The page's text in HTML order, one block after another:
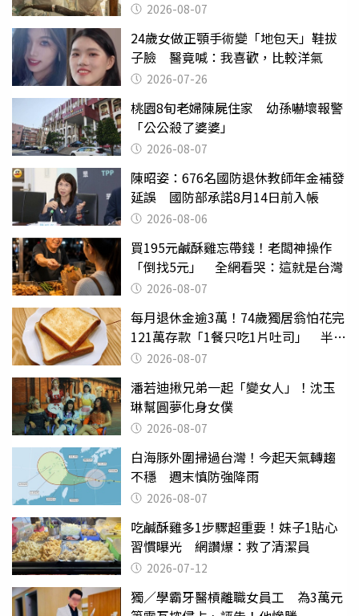
2026-08-07
24歲女做正顎手術變「地包天」鞋拔
子臉 醫竟喊：我喜歡，比較洋氣
2026-07-26
桃園8旬老婦陳屍住家 幼孫嚇壞報警
「公公殺了婆婆」
2026-08-07
陳昭姿：676名國防退休教師年金補發
延誤 國防部承諾8月14日前入帳
2026-08-06
買195元鹹酥雞忘帶錢！老闆神操作
「倒找5元」 全網看哭：這就是台灣
2026-08-07
每月退休金逾3萬！74歲獨居翁怕花完
121萬存款「1餐只吃1片吐司」 半年
後暴瘦嚇壞女兒
2026-08-07
潘若迪揪兄弟一起「變女人」！沈玉
琳幫圓夢化身女僕
2026-08-07
白海豚外圍掃過台灣！今起天氣轉趨
不穩 週末慎防強降雨
2026-08-07
吃鹹酥雞多1步驟超重要！妹子1貼心
習慣曝光 網讚爆：救了清潔員
2026-07-12
獨／學霸牙醫槓離職女員工 為3萬元